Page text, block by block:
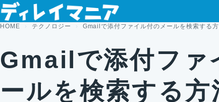
コンテンツへスキップ
HOME テクノロジー Gmailで添付ファイル付のメールを検索する
Gmailで添付ファ
ールを検索する方